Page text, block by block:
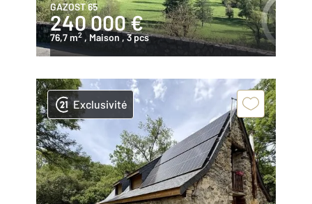
GAZOST 65
240 000 €
76,7 m2 , Maison , 3 pcs
Exclusivité